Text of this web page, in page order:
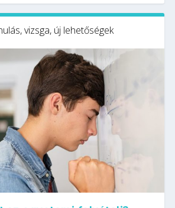
vizsga, új lehetőségek